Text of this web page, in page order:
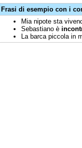
Frasi di esempio con i
Mia nipote sta
Sebastiano è
La barca piccola in